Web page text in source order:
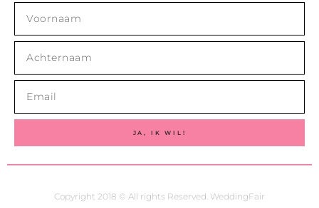
JA, IK WIL!
Copyright 2018 © All rights Reserved. WeddingFair